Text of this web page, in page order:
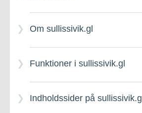
Om sullissivik.gl
Funktioner i sullissivik.gl
Indholdssider på sullissivik.gl